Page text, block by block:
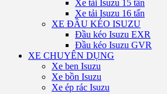
Xe tải Isuzu 15 tấn
Xe tải Isuzu 16 tấn
XE ĐẦU KÉO ISUZU
Đầu kéo Isuzu EXR
Đầu kéo Isuzu GVR
XE CHUYÊN DỤNG
Xe ben Isuzu
Xe bồn Isuzu
Xe ép rác Isuzu